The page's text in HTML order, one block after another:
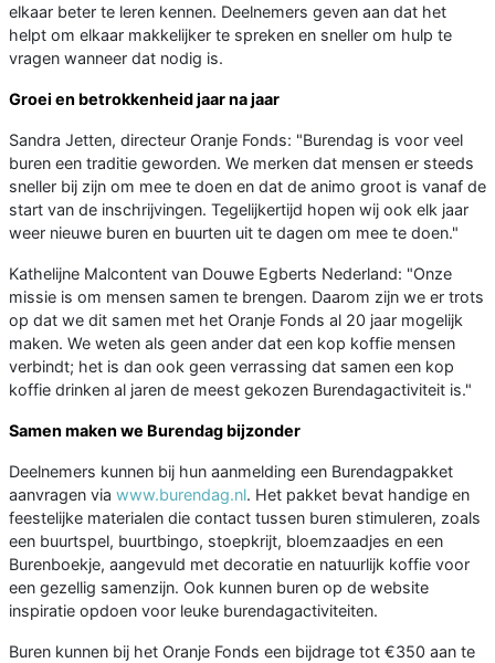
elkaar beter te leren kennen. Deelnemers geven aan dat het
helpt om elkaar makkelijker te spreken en sneller om hulp te
vragen wanneer dat nodig is.
Groei en betrokkenheid jaar na jaar
Sandra Jetten, directeur Oranje Fonds: "Burendag is voor veel
buren een traditie geworden. We merken dat mensen er steeds
sneller bij zijn om mee te doen en dat de animo groot is vanaf de
start van de inschrijvingen. Tegelijkertijd hopen wij ook elk jaar
weer nieuwe buren en buurten uit te dagen om mee te doen."
Kathelijne Malcontent van Douwe Egberts Nederland: "Onze
missie is om mensen samen te brengen. Daarom zijn we er trots
op dat we dit samen met het Oranje Fonds al 20 jaar mogelijk
maken. We weten als geen ander dat een kop koffie mensen
verbindt; het is dan ook geen verrassing dat samen een kop
koffie drinken al jaren de meest gekozen Burendagactiviteit is."
Samen maken we Burendag bijzonder
Deelnemers kunnen bij hun aanmelding een Burendagpakket
aanvragen via www.burendag.nl. Het pakket bevat handige en
feestelijke materialen die contact tussen buren stimuleren, zoals
een buurtspel, buurtbingo, stoepkrijt, bloemzaadjes en een
Burenboekje, aangevuld met decoratie en natuurlijk koffie voor
een gezellig samenzijn. Ook kunnen buren op de website
inspiratie opdoen voor leuke burendagactiviteiten.
Buren kunnen bij het Oranje Fonds een bijdrage tot €350 aan te